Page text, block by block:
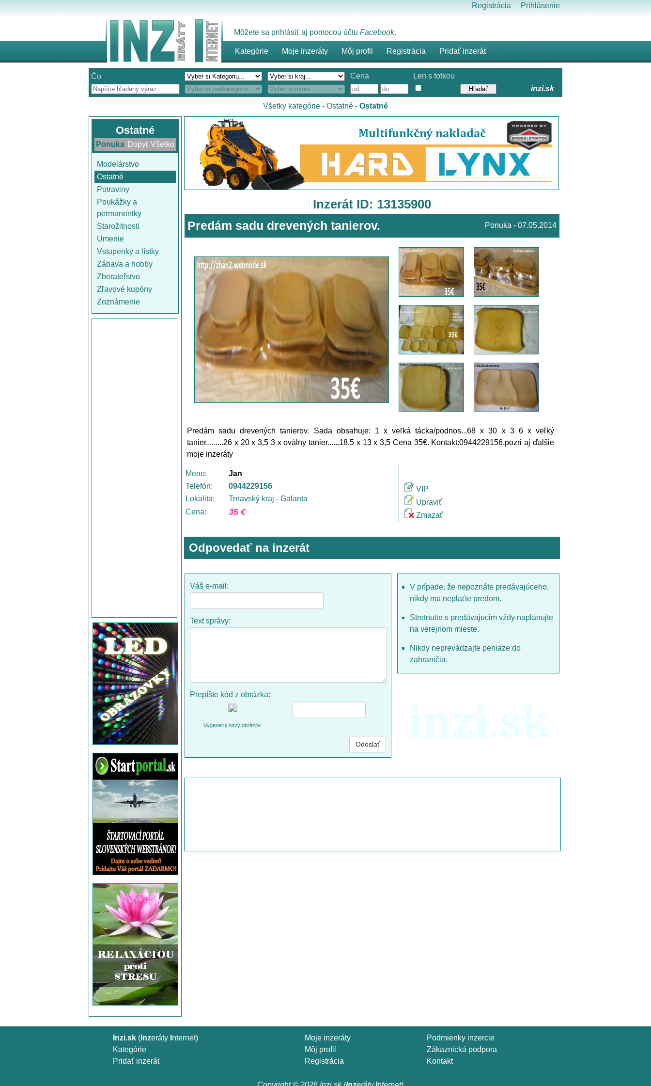
Registrácia Prihlásenie
Môžete sa prihlásiť aj pomocou účtu Facebook.
Kategórie Moje inzeráty Môj profil Registrácia Pridať inzerát
Čo Cena
Len s fotkou
inzi.sk
Všetky kategórie - Ostatné - Ostatné
Ostatné
Ponuka Dopyt Všetko
Modelárstvo
Ostatné
Potraviny
Poukážky a
permanentky
Starožitnosti
Umenie
Vstupenky a lístky
Zábava a hobby
Zberateľstvo
Zľavové kupóny
Zoznámenie
Inzerát ID: 13135900
Predám sadu drevených tanierov.
Ponuka - 07.05.2014
Predám sadu drevených tanierov. Sada obsahuje: 1 x veľká tácka/podnos...68 x 30 x 3 6 x veľký
tanier.........26 x 20 x 3,5 3 x oválny tanier......18,5 x 13 x 3,5 Cena 35€. Kontakt:0944229156,pozri aj ďalšie
moje inzeráty
Meno:
Jan
Telefón:
0944229156
Lokalita:
Trnavský kraj - Galanta
Cena:
35 €
VIP
Upraviť
Zmazať
Odpovedať na inzerát
Váš e-mail:
Text správy:
Prepíšte kód z obrázka:
Vygeneruj nový obrázok
V prípade, že nepoznáte predávajúceho,
nikdy mu neplaťte predom.
Stretnutie s predávajucim vždy naplánujte
na verejnom mieste.
Nikdy neprevádzajte peniaze do
zahraničia.
Inzi.sk(Inzeráty nternet)
Kategórie
Pridať inzerát
Moje inzeráty
Môj profil
Registrácia
Podmienky inzercie
Zákaznická podpora
Kontakt